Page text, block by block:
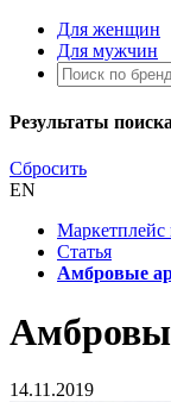
Для женщин
Для мужчин
Результаты поиска
Сбросить
EN
Статья
Амбровые
14.11.2019